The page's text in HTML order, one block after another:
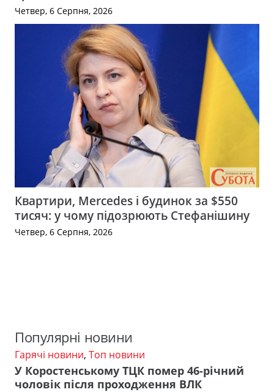
Четвер, 6 Серпня, 2026
Квартири, Mercedes і будинок за $550
тисяч: у чому підозрюють Стефанішину
Четвер, 6 Серпня, 2026
Популярні новини
Гарячі новини, Топ новини
У Коростенському ТЦК помер 46-річний
чоловік після проходження ВЛК